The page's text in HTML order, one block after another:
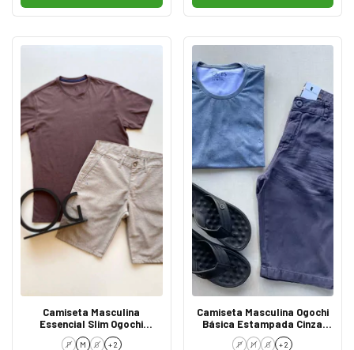
Camiseta Masculina
Essencial Slim Ogochi
Marrom 1109
P M G + 2
Camiseta Masculina Ogochi
Básica Estampada Cinza
9715
P M G + 2